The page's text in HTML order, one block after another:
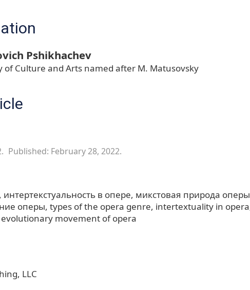
Pshikhachev
of Culture and Arts named after M. Matusovsky
Published: February 28, 2022.
интертекстуальность в опере микстовая природа оперы
оперы types of the opera genre intertextuality in opera
evolutionary movement of opera
LLC